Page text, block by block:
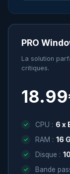
PRO
La solution
critiques.
CPU : 6 x
RAM : 16
Disque :
Bande